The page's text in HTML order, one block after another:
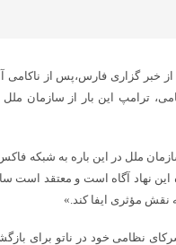
از خبر گزاری فارس،پس از ناکامی
ترامپ این بار از سازمان
ملل در این باره به شبکه
نهاد آگاه است و معتقد است
مؤثری ایفا کند.»
نظامی خود در ناتو برای